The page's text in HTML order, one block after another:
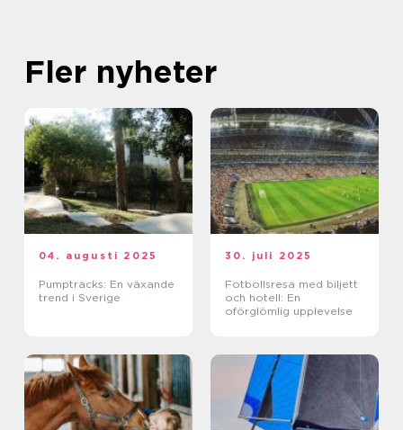
Fler nyheter
04. augusti 2025
Pumptracks: En växande
trend i Sverige
30. juli 2025
Fotbollsresa med biljett
och hotell: En
oförglömlig upplevelse